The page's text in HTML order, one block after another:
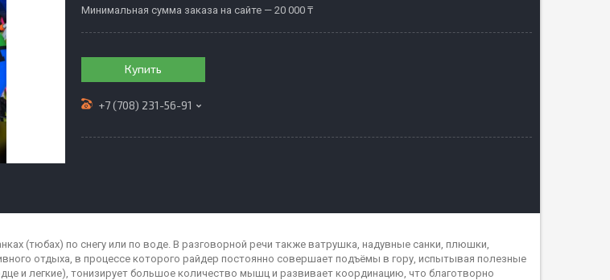
Минимальная сумма заказа на сайте — 20 000 ₸
Купить
+7 (708) 231-56-91
(тюбах) по снегу или по воде. В разговорной речи также ватрушка, надувные санки, плюшки,
отдыха, в процессе которого райдер постоянно совершает подъёмы в гору, испытывая полезные
и легкие), тонизирует большое количество мышц и развивает координацию, что благотворно